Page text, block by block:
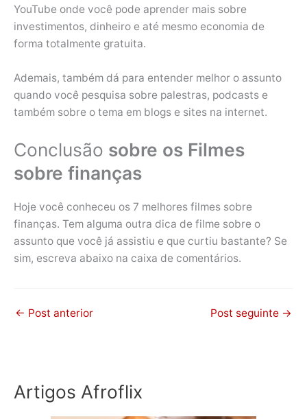
YouTube onde você pode aprender mais sobre
investimentos, dinheiro e até mesmo economia de
forma totalmente gratuita.
Ademais, também dá para entender melhor o assunto
quando você pesquisa sobre palestras, podcasts e
também sobre o tema em blogs e sites na internet.
Conclusão sobre os Filmes
sobre finanças
Hoje você conheceu os 7 melhores filmes sobre
finanças. Tem alguma outra dica de filme sobre o
assunto que você já assistiu e que curtiu bastante? Se
sim, escreva abaixo na caixa de comentários.
← Post anterior Post seguinte →
Artigos Afroflix